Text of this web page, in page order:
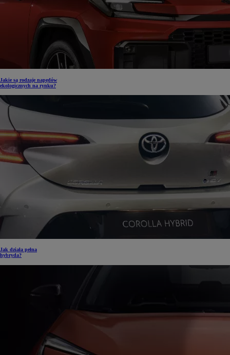
Jakie są rodzaje napędów
ekologicznych na rynku?
Jak działa pełna
hybryda?